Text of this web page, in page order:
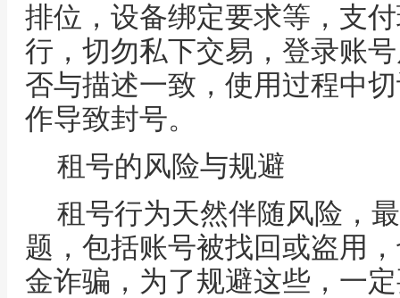
排位，设备绑定要求等，支
行，切勿私下交易，登录账
否与描述一致，使用过程中
作导致封号。
租号的风险与规避
租号行为天然伴随风险，
题，包括账号被找回或盗用
金诈骗，为了规避这些，一